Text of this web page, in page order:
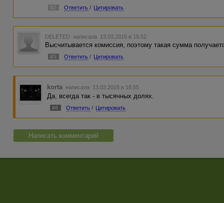
#2 Ответить / Цитировать
DELETED написала 13.03.2015 в 15:52
Высчитывается комиссия, поэтому такая сумма
#3 Ответить / Цитировать
korta написала 13.03.2015 в 16:55
Да, всегда так - в тысячных долях.
#4 Ответить / Цитировать
Написать комментарий